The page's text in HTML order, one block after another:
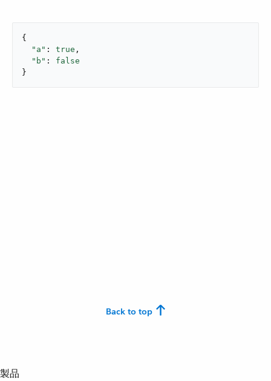
{
"a" : true ,
"b" : false
}
Back to top
製品